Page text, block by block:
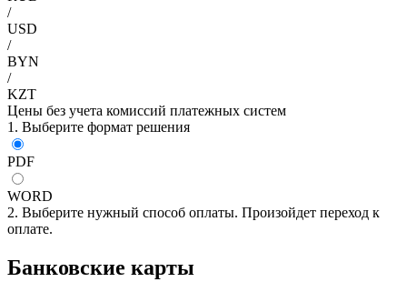
/
USD
/
BYN
/
KZT
Цены без учета комиссий платежных систем
1. Выберите формат решения
PDF
WORD
2. Выберите нужный способ оплаты. Произойдет переход к
оплате.
Банковские карты